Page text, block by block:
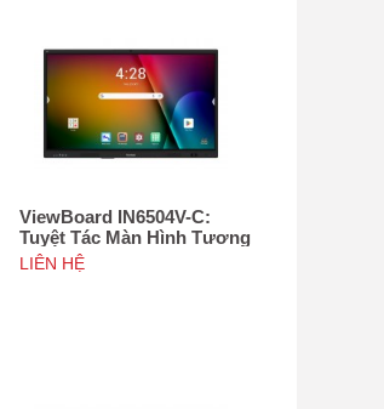
ViewBoard IN6504V-C:
Tuyệt Tác Màn Hình Tương
Tác 65inch, Tích hợp
camera 4K độ phân giải
LIÊN HỆ